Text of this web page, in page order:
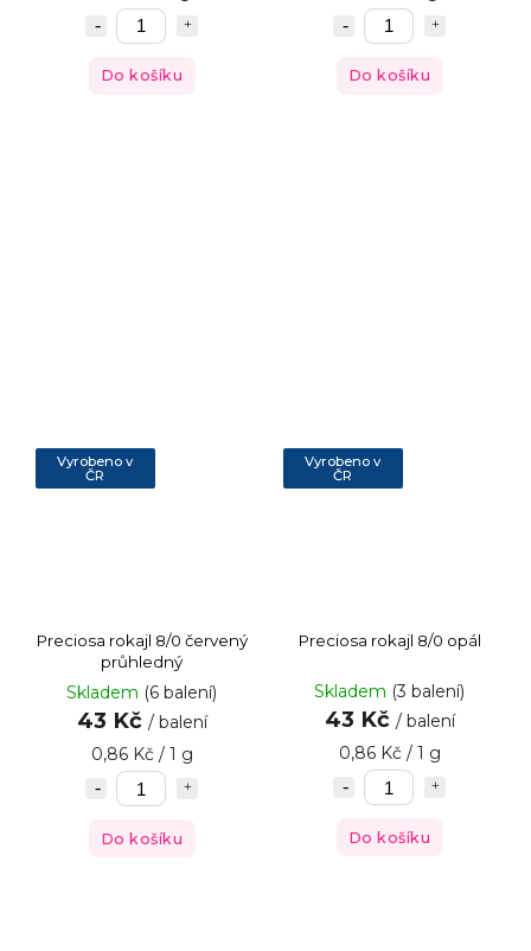
Do košíku Do košíku
Vyrobeno v
ČR
Preciosa rokajl 8/0 červený
průhledný
Skladem (6 balení)
43 Kč / balení
0,86 Kč / 1 g
Do košíku
Vyrobeno v
ČR
Preciosa rokajl 8/0 opál
Skladem (3 balení)
43 Kč / balení
0,86 Kč / 1 g
Do košíku